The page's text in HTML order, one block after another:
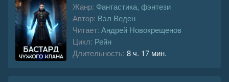
Жанр: Фантастика, фэнтези
Автор: Вэл Веден
Читает: Андрей Новокрещенов
Цикл: Рейн
Длительность: 8 ч. 17 мин.